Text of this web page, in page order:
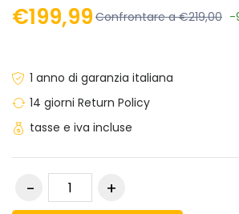
€199,99 Confrontare a €219,00 -
1 anno di garanzia italiana
14 giorni Return Policy
tasse e iva incluse